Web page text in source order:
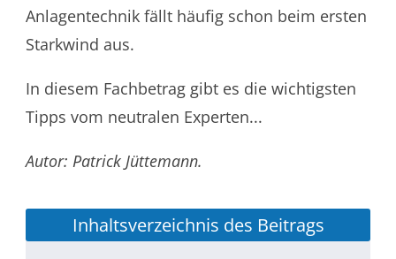
Anlagentechnik fällt häufig schon beim ersten
Starkwind aus.
In diesem Fachbetrag gibt es die wichtigsten
Tipps vom neutralen Experten...
Autor: Patrick Jüttemann.
Inhaltsverzeichnis des Beitrags